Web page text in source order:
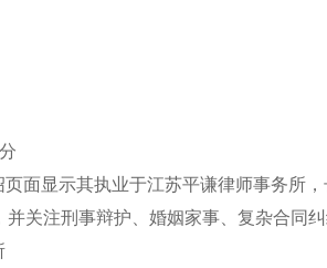
面显示其执业于江苏平谦律师事务所
关注刑事辩护、婚姻家事、复杂合同纠